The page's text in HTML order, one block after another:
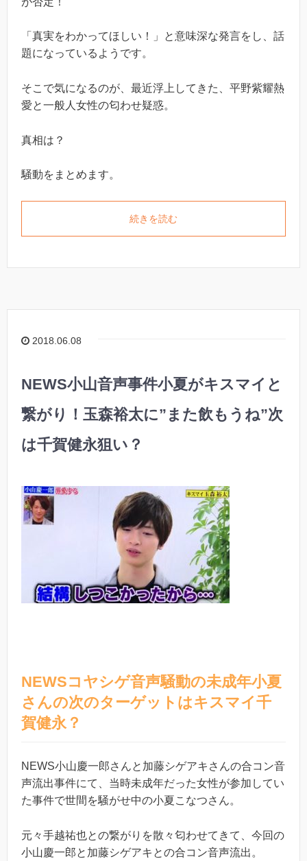
「真実をわかってほしい！」と意味深な発言をし、話
題になっているようです。
そこで気になるのが、最近浮上してきた、平野紫耀熱
愛と一般人女性の匂わせ疑惑。
真相は？
騒動をまとめます。
続きを読む
2018.06.08
NEWS小山音声事件小夏がキスマイと
繋がり！玉森裕太に”また飲もうね”次
は千賀健永狙い？
NEWSコヤシゲ音声騒動の未成年小夏
さんの次のターゲットはキスマイ千
賀健永？
NEWS小山慶一郎さんと加藤シゲアキさんの合コン音
声流出事件にて、当時未成年だった女性が参加してい
た事件で世間を騒がせ中の小夏こなつさん。
元々手越祐也との繋がりを散々匂わせてきて、今回の
小山慶一郎と加藤シゲアキとの合コン音声流出。